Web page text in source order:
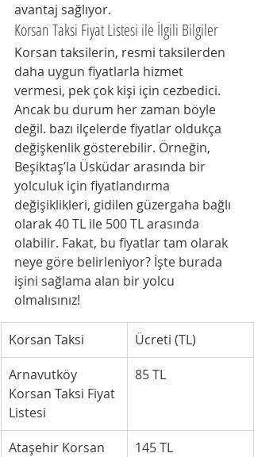
avantaj sağlıyor.
Korsan Taksi Fiyat Listesi ile İlgili Bilgiler
Korsan taksilerin, resmi taksilerden
daha uygun fiyatlarla hizmet
vermesi, pek çok kişi için cezbedici.
Ancak bu durum her zaman böyle
değil. bazı ilçelerde fiyatlar oldukça
değişkenlik gösterebilir. Örneğin,
Beşiktaş’la Üsküdar arasında bir
yolculuk için fiyatlandırma
değişiklikleri, gidilen güzergaha bağlı
olarak 40 TL ile 500 TL arasında
olabilir. Fakat, bu fiyatlar tam olarak
neye göre belirleniyor? İşte burada
işini sağlama alan bir yolcu
olmalısınız!
Korsan Taksi
Ücreti (TL)
Arnavutköy
Korsan Taksi Fiyat
Listesi
85 TL
Ataşehir Korsan
145 TL